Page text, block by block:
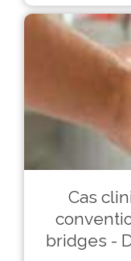
Cas
bridges -